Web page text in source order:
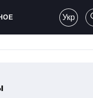
Укр